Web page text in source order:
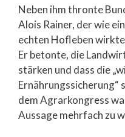
Neben ihm thronte
Alois Rainer, der wie
echten Hofleben
Er betonte, die
stärken und dass die
Ernährungssicherung“
dem Agrarkongress
Aussage mehrfach zu